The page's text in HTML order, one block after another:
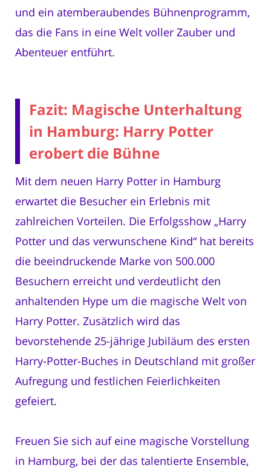
und ein atemberaubendes Bühnenprogramm,
das die Fans in eine Welt voller Zauber und
Abenteuer entführt.
Fazit: Magische Unterhaltung
in Hamburg: Harry Potter
erobert die Bühne
Mit dem neuen Harry Potter in Hamburg
erwartet die Besucher ein Erlebnis mit
zahlreichen Vorteilen. Die Erfolgsshow „Harry
Potter und das verwunschene Kind“ hat bereits
die beeindruckende Marke von 500.000
Besuchern erreicht und verdeutlicht den
anhaltenden Hype um die magische Welt von
Harry Potter. Zusätzlich wird das
bevorstehende 25-jährige Jubiläum des ersten
Harry-Potter-Buches in Deutschland mit großer
Aufregung und festlichen Feierlichkeiten
gefeiert.
Freuen Sie sich auf eine magische Vorstellung
in Hamburg, bei der das talentierte Ensemble,